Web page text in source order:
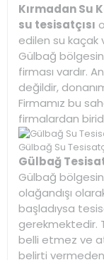
Kırmadan Su
su tesisatçısı
edilen su kaçak
Gülbağ
firması vardır.
değildir,
Firmamız bu
firmalardan
Gülbağ Su
Gülbağ
Gülbağ
olağandışı
başladıysa
gerekmektedir.
belli etmez ve
belirti vermeden